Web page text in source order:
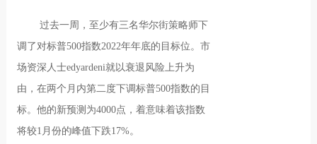
过去一周，至少有三名华尔街策略师下
调了对标普500指数2022年年底的目标位。市
场资深人士edyardeni就以衰退风险上升为
由，在两个月内第二度下调标普500指数的目
标。他的新预测为4000点，着意味着该指数
将较1月份的峰值下跌17%。